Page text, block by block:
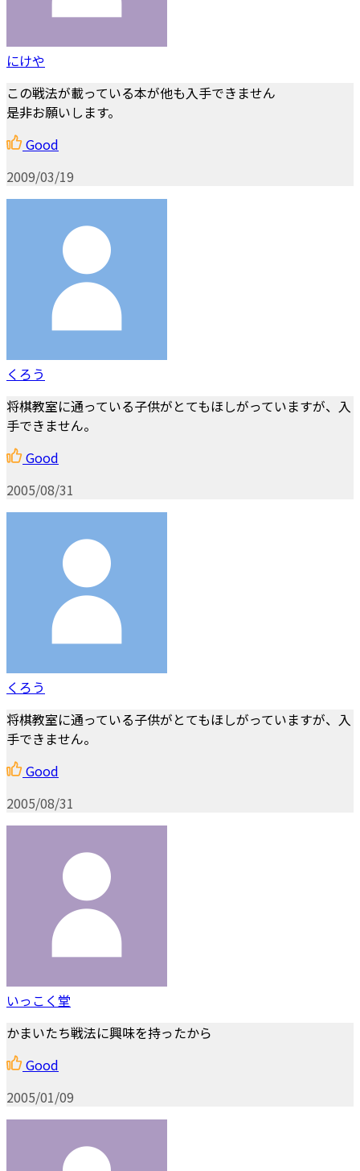
にけや
この戦法が載っている本が他も入手できません
是非お願いします。
Good
2009/03/19
くろう
将棋教室に通っている子供がとてもほしがっていますが、入
手できません。
Good
2005/08/31
くろう
将棋教室に通っている子供がとてもほしがっていますが、入
手できません。
Good
2005/08/31
いっこく堂
かまいたち戦法に興味を持ったから
Good
2005/01/09